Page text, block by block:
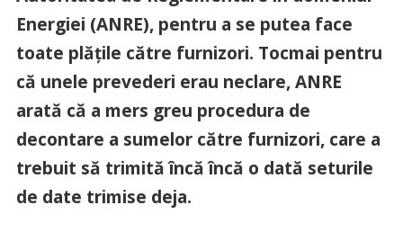
Energiei (ANRE), pentru a se putea face
toate plățile către furnizori. Tocmai pentru
că unele prevederi erau neclare, ANRE
arată că a mers greu procedura de
decontare a sumelor către furnizori, care a
trebuit să trimită încă încă o dată seturile
de date trimise deja.